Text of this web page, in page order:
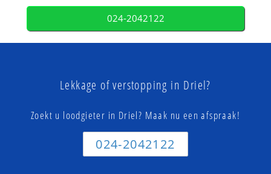
024-2042122
Lekkage of verstopping in Driel?
Zoekt u loodgieter in Driel? Maak nu een afspraak!
024-2042122